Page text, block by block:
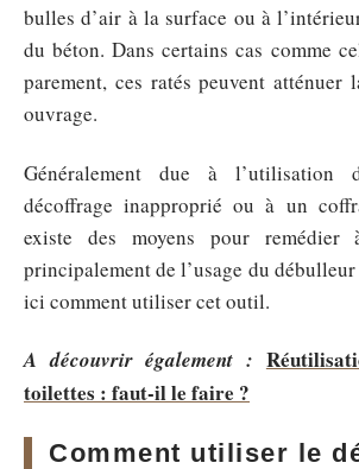
bulles d’air à la surface ou à
du béton. Dans certains cas comme
parement, ces ratés peuvent atténuer
ouvrage.
Généralement due à l’utilisation
décoffrage inapproprié ou à un
existe des moyens pour
principalement de l’usage du
ici comment utiliser cet outil.
A découvrir également :
toilettes : faut-il le faire ?
Comment utiliser le